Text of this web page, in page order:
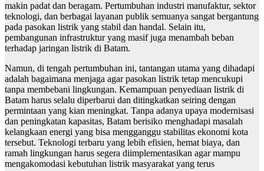
makin padat dan beragam. Pertumbuhan industri manufaktur, sektor
teknologi, dan berbagai layanan publik semuanya sangat bergantung
pada pasokan listrik yang stabil dan handal. Selain itu,
pembangunan infrastruktur yang masif juga menambah beban
terhadap jaringan listrik di Batam.
Namun, di tengah pertumbuhan ini, tantangan utama yang dihadapi
adalah bagaimana menjaga agar pasokan listrik tetap mencukupi
tanpa membebani lingkungan. Kemampuan penyediaan listrik di
Batam harus selalu diperbarui dan ditingkatkan seiring dengan
permintaan yang kian meningkat. Tanpa adanya upaya modernisasi
dan peningkatan kapasitas, Batam berisiko menghadapi masalah
kelangkaan energi yang bisa mengganggu stabilitas ekonomi kota
tersebut. Teknologi terbaru yang lebih efisien, hemat biaya, dan
ramah lingkungan harus segera diimplementasikan agar mampu
mengakomodasi kebutuhan listrik masyarakat yang terus